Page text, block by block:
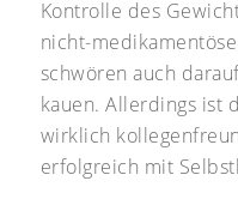
Kontrolle des
nicht-
schwören auch
kauen. Allerdings ist
wirklich
erfolgreich mit